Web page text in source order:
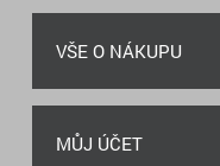
VŠE O NÁKUPU
MŮJ ÚČET